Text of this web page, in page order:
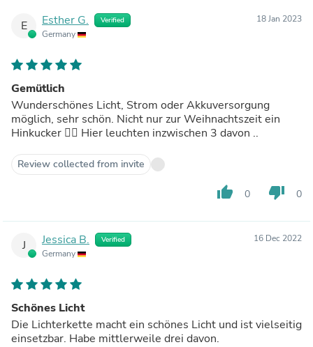
E Esther G. Verified
Germany
18 Jan 2023
Gemütlich
Wunderschönes Licht, Strom oder Akkuversorgung
möglich, sehr schön. Nicht nur zur Weihnachtszeit ein
Hinkucker 👍🏻 Hier leuchten inzwischen 3 davon ..
Review collected from invite
thumb_up 0 thumb_down 0
J Jessica B. Verified
Germany
16 Dec 2022
Schönes Licht
Die Lichterkette macht ein schönes Licht und ist vielseitig
einsetzbar. Habe mittlerweile drei davon.